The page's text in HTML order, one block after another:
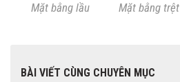
Mặt bằng trệt
Mặt bằng lầu
BÀI VIẾT CÙNG CHUYÊN MỤC